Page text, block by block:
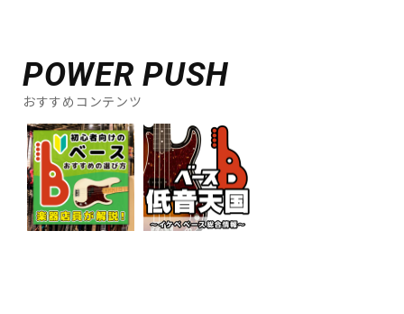
キーボード
管楽器
アンプ
POWER PUSH
おすすめコンテンツ